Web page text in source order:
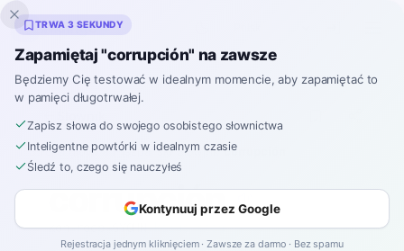
Inklingo
Strona główna›Hiszpański›Słownik›corrupción
corrupción
koh-roop-SYOHN koɾupˈsjon
TRWA 3 SEKUNDY
Zapamiętaj "corrupción" na zawsze
Będziemy Cię testować w idealnym momencie, aby zapamiętać to
w pamięci długotrwałej.
Zapisz słowa do swojego osobistego słownictwa
Inteligentne powtórki w idealnym czasie
Śledź to, czego się nauczyłeś
Kontynuuj przez Google
Rejestracja jednym kliknięciem · Zawsze za darmo · Bez spamu